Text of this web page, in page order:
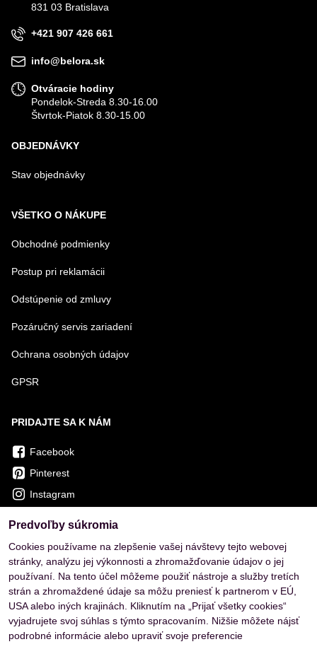
831 03 Bratislava
+421 907 426 661
info@belora.sk
Otváracie hodiny
Pondelok-Streda 8.30-16.00
Štvrtok-Piatok 8.30-15.00
OBJEDNÁVKY
Stav objednávky
VŠETKO O NÁKUPE
Obchodné podmienky
Postup pri reklamácii
Odstúpenie od zmluvy
Pozáručný servis zariadení
Ochrana osobných údajov
GPSR
PRIDAJTE SA K NÁM
Facebook
Pinterest
Instagram
Predvoľby súkromia
Cookies používame na zlepšenie vašej návštevy tejto webovej
stránky, analýzu jej výkonnosti a zhromažďovanie údajov o jej
používaní. Na tento účel môžeme použiť nástroje a služby tretích
strán a zhromaždené údaje sa môžu preniesť k partnerom v EÚ,
USA alebo iných krajinách. Kliknutím na „Prijať všetky cookies“
vyjadrujete svoj súhlas s týmto spracovaním. Nižšie môžete nájsť
podrobné informácie alebo upraviť svoje preferencie